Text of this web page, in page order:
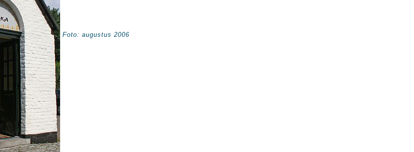
Foto: augustus 2006